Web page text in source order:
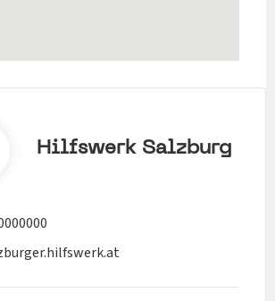
Hilfswerk Salzburg